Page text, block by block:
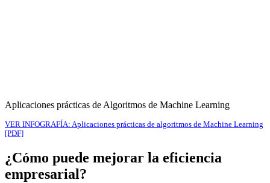
Aplicaciones prácticas de Algoritmos de Machine Learning
VER INFOGRAFÍA: Aplicaciones prácticas de algoritmos de Machine Learning
[PDF]
¿Cómo puede mejorar la eficiencia
empresarial?